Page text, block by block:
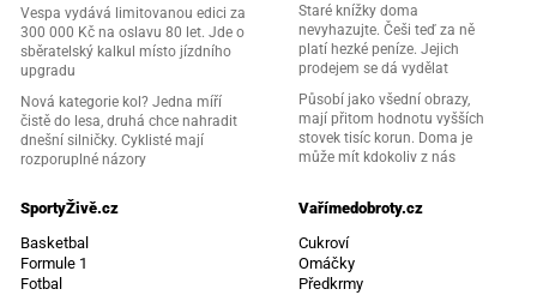
Vespa vydává limitovanou edici za
300 000 Kč na oslavu 80 let. Jde o
sběratelský kalkul místo jízdního
upgradu
Nová kategorie kol? Jedna míří
čistě do lesa, druhá chce nahradit
dnešní silničky. Cyklisté mají
rozporuplné názory
Staré knížky doma
nevyhazujte. Češi teď za ně
platí hezké peníze. Jejich
prodejem se dá vydělat
Působí jako všední obrazy,
mají přitom hodnotu vyšších
stovek tisíc korun. Doma je
může mít kdokoliv z nás
SportyŽivě.cz
Basketbal
Formule 1
Fotbal
Vařímedobroty.cz
Cukroví
Omáčky
Předkrmy